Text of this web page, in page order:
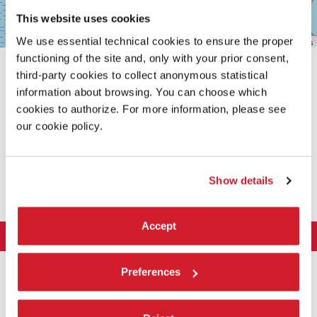
This website uses cookies
We use essential technical cookies to ensure the proper
functioning of the site and, only with your prior consent,
third-party cookies to collect anonymous statistical
information about browsing. You can choose which
cookies to authorize. For more information, please see
our cookie policy.
Show details
Accept
Preferences
Leaflet| ©OpenStreetMapcontributors
Storia
Esposizione
ARCHITETTURA 2027